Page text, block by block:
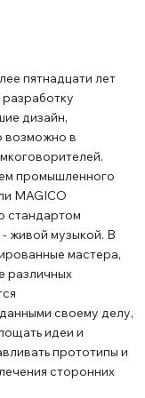
алмаз с
из газовой
требует двух
балансную
выхода, оснащен
дБ отдельно для
вносит в сигнал
и мидбасовый
пассивным
в 120 Гц между
используется
кроссовера
пятнадцати лет
дизайн,
возможно в
промышленного
MAGICO
стандартом
живой музыкой. В
мастера,
различных
своему делу,
идеи и
прототипы и
сторонних